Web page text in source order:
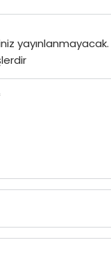
yayınlanmayacak.